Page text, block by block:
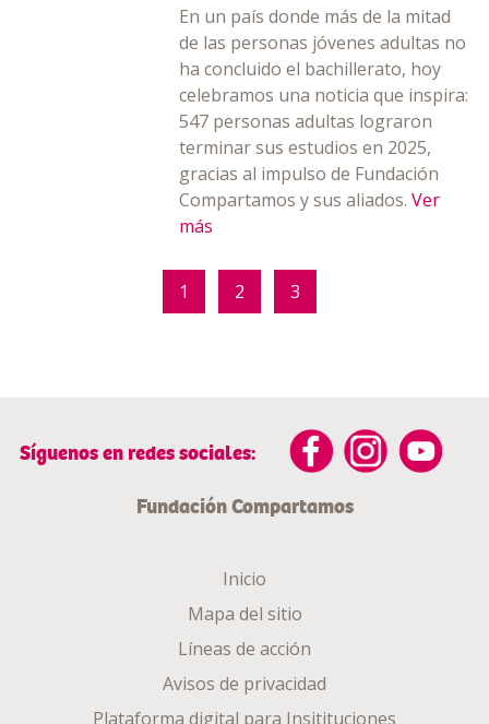
En un país donde más de la mitad
de las personas jóvenes adultas no
ha concluido el bachillerato, hoy
celebramos una noticia que inspira:
547 personas adultas lograron
terminar sus estudios en 2025,
gracias al impulso de Fundación
Compartamos y sus aliados.Ver
más
1 2 3
Síguenos en redes sociales:
Fundación Compartamos
Inicio
Mapa del sitio
Líneas de acción
Avisos de privacidad
Plataforma digital para Insitituciones